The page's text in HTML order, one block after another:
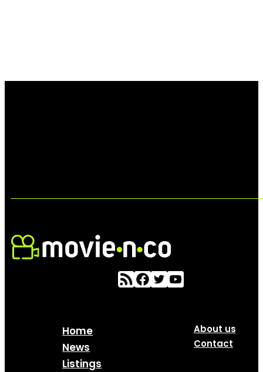
Home
News
Listings
About us
Contact